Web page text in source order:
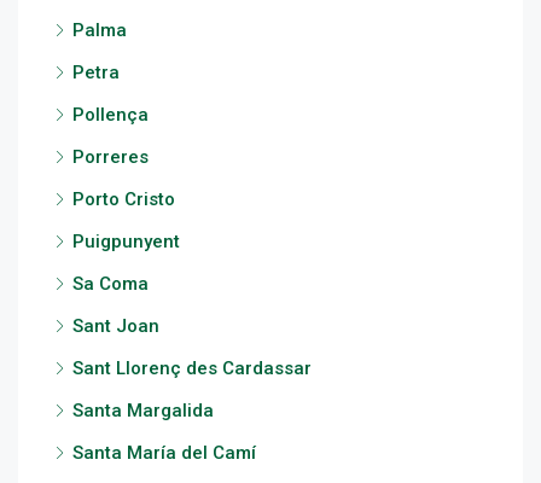
Palma
Petra
Pollença
Porreres
Porto Cristo
Puigpunyent
Sa Coma
Sant Joan
Sant Llorenç des Cardassar
Santa Margalida
Santa María del Camí